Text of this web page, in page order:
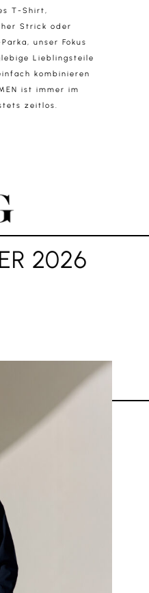
T-Shirt,
Strick oder
unser Fokus
Lieblingsteile
kombinieren
ist immer im
zeitlos.
2026